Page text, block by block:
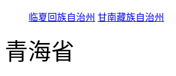
临夏回族自治州 甘南藏族自治州
青海省